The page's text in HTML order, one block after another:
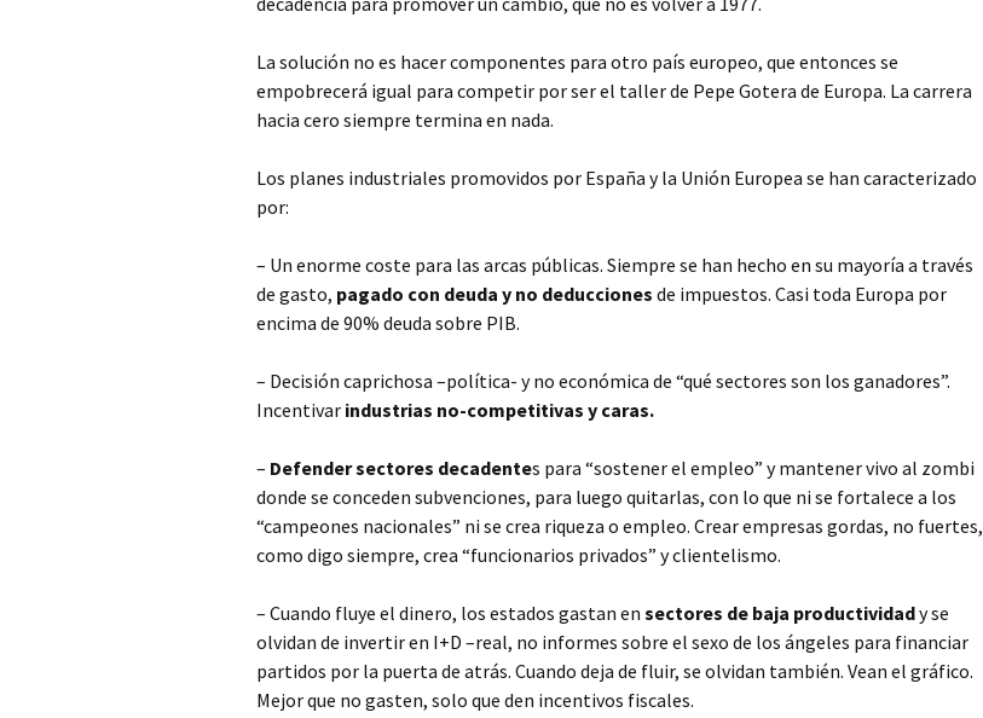
La solución no es hacer componentes para otro país europeo, que entonces se
empobrecerá igual para competir por ser el taller de Pepe Gotera de Europa. La carrera
hacia cero siempre termina en nada.
Los planes industriales promovidos por España y la Unión Europea se han caracterizado
por:
– Un enorme coste para las arcas públicas. Siempre se han hecho en su mayoría a través
de gasto, pagado con deuda y no deducciones de impuestos. Casi toda Europa por
encima de 90% deuda sobre PIB.
– Decisión caprichosa –política- y no económica de “qué sectores son los ganadores”.
Incentivar industrias no-competitivas y caras.
– Defender sectores decadentes para “sostener el empleo” y mantener vivo al zombi
donde se conceden subvenciones, para luego quitarlas, con lo que ni se fortalece a los
“campeones nacionales” ni se crea riqueza o empleo. Crear empresas gordas, no fuertes,
como digo siempre, crea “funcionarios privados” y clientelismo.
– Cuando fluye el dinero, los estados gastan en sectores de baja productividady se
olvidan de invertir en I+D –real, no informes sobre el sexo de los ángeles para financiar
partidos por la puerta de atrás. Cuando deja de fluir, se olvidan también. Vean el gráfico.
Mejor que no gasten, solo que den incentivos fiscales.